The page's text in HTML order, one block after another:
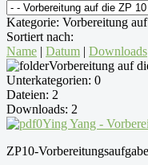
Kategorie: Vorbereitung
Sortiert nach:
Name | Datum | Downloads
Vorbereitung auf
Unterkategorien: 0
Dateien: 2
Downloads: 2
Ying Yang -
ZP10-